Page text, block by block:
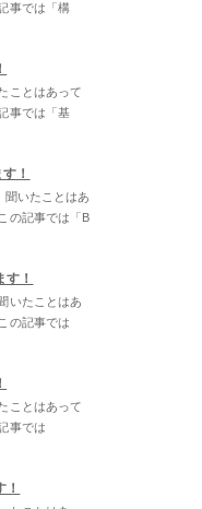
事では「構
ことはあって
事では「基
！
聞いたことはあ
の記事では「B
！
いたことはあ
の記事では
ことはあって
事では